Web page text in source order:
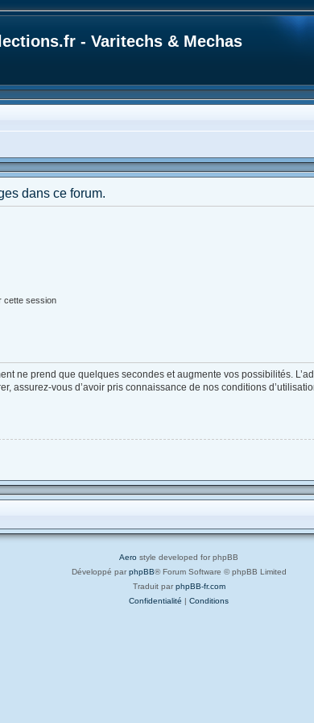
- Varitechs & Mechas
dans ce forum.
cette session
ne prend que quelques secondes et augmente vos possibilités.
assurez-vous d’avoir pris connaissance de nos conditions
Aero style developed for phpBB
Développé par phpBB® Forum Software © phpBB Limited
Traduit par phpBB-fr.com
Confidentialité | Conditions